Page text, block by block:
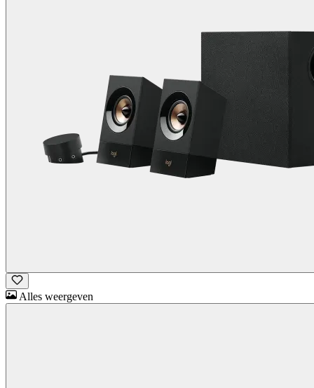
Alles weergeven